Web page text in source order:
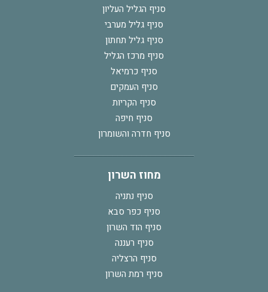
סניף הגליל העליון
סניף גליל מערבי
סניף גליל תחתון
סניף מרכז הגליל
סניף כרמיאל
סניף העמקים
סניף הקריות
סניף חיפה
סניף חדרה והשומרון
מחוז השרון
סניף נתניה
סניף כפר סבא
סניף הוד השרון
סניף רעננה
סניף הרצליה
סניף רמת השרון